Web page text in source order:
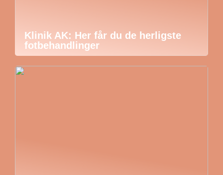
Klinik AK: Her får du de herligste
fotbehandlinger